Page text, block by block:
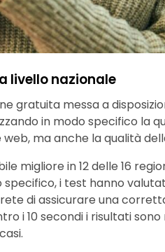
livello nazionale
gratuita messa a
in modo specifico la
ma anche la qualità
migliore in 12 delle 16
specifico, i test hanno
di assicurare una
i 10 secondi i risultati